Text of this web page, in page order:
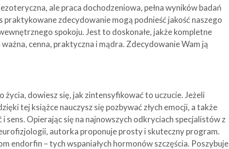
ale praca dochodzeniowa, pełna wyników badań
praktykowane zdecydowanie mogą podnieść jakość naszego
spokoju. Jest to doskonałe, jakże kompletne
cenna, praktyczna i mądra. Zdecydowanie Wam ją
dowiesz się, jak zintensyfikować to uczucie. Jeżeli
tej książce nauczysz się pozbywać złych emocji, a także
sens. Opierając się na najnowszych odkryciach specjalistów z
autorka proponuje prosty i skuteczny program.
endorfin – tych wspaniałych hormonów szczęścia. Poszybuje